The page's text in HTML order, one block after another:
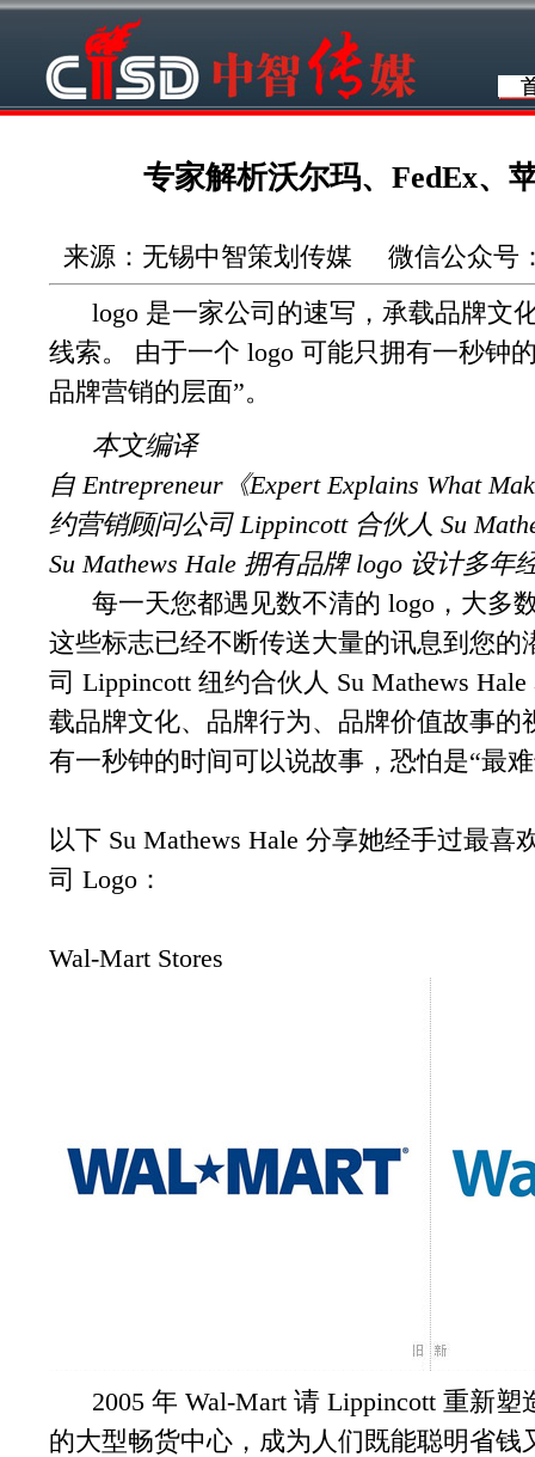
专家解析沃尔玛、FedEx、
来源：无锡中智策划传媒 微信公众号
logo 是一家公司的速写，承载品牌文
线索。 由于一个 logo 可能只拥有一秒钟
品牌营销的层面”。
本文编译
自 Entrepreneur《Expert Explains What
约营销顾问公司 Lippincott 合伙人 Su
Su Mathews Hale 拥有品牌 logo 设计多年
每一天您都遇见数不清的 logo，大多
这些标志已经不断传送大量的讯息到您的
司 Lippincott 纽约合伙人 Su Mathews
载品牌文化、品牌行为、品牌价值故事
有一秒钟的时间可以说故事，恐怕是“最
以下 Su Mathews Hale 分享她经手过最
司 Logo：
Wal-Mart Stores
2005 年 Wal-Mart 请 Lippincott 重新塑
的大型畅货中心，成为人们既能聪明省